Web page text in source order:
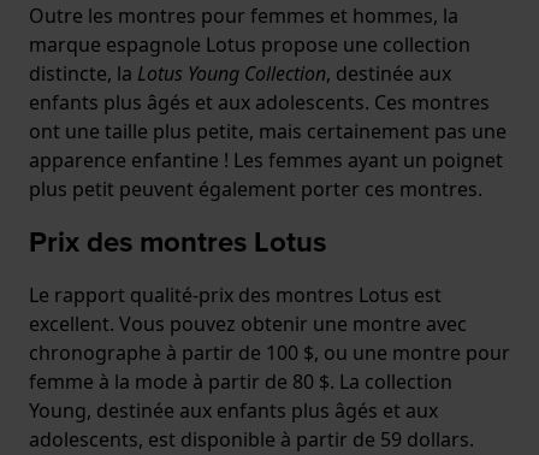
Outre les montres pour femmes et hommes, la
marque espagnole Lotus propose une collection
distincte, la Lotus Young Collection, destinée aux
enfants plus âgés et aux adolescents. Ces montres
ont une taille plus petite, mais certainement pas une
apparence enfantine ! Les femmes ayant un poignet
plus petit peuvent également porter ces montres.
Prix des montres Lotus
Le rapport qualité-prix des montres Lotus est
excellent. Vous pouvez obtenir une montre avec
chronographe à partir de 100 $, ou une montre pour
femme à la mode à partir de 80 $. La collection
Young, destinée aux enfants plus âgés et aux
adolescents, est disponible à partir de 59 dollars.